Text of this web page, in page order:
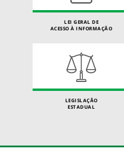
LEI GERAL DE
ACESSO À INFORMAÇÃO
LEGISLAÇÃO
ESTADUAL